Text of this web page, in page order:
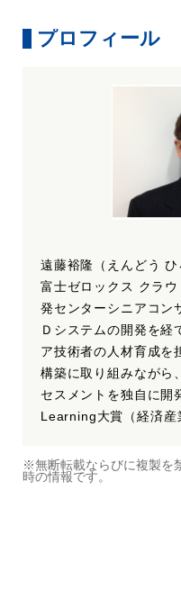
プロフィール
遠藤裕隆（えんどう ひ
富士ゼロックス クラ
発センターシニアコン
Ｄシステムの開発を経
ア技術者の人材育成を
構築に取り組みながら
セスメントを独自に開
Learning大賞（経済産
※無断転載ならびに複製を
時の情報です。